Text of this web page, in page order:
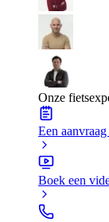
Onze
Een aanvraag
Boek een